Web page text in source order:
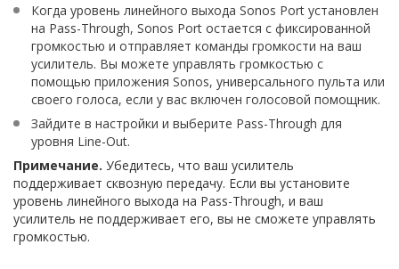
Когда уровень линейного выхода Sonos Port установлен
на Pass-Through, Sonos Port остается с фиксированной
громкостью и отправляет команды громкости на ваш
усилитель. Вы можете управлять громкостью с
помощью приложения Sonos, универсального пульта или
своего голоса, если у вас включен голосовой помощник.
Зайдите в настройки и выберите Pass-Through для
уровня Line-Out.
Примечание. Убедитесь, что ваш усилитель
поддерживает сквозную передачу. Если вы установите
уровень линейного выхода на Pass-Through, и ваш
усилитель не поддерживает его, вы не сможете управлять
громкостью.